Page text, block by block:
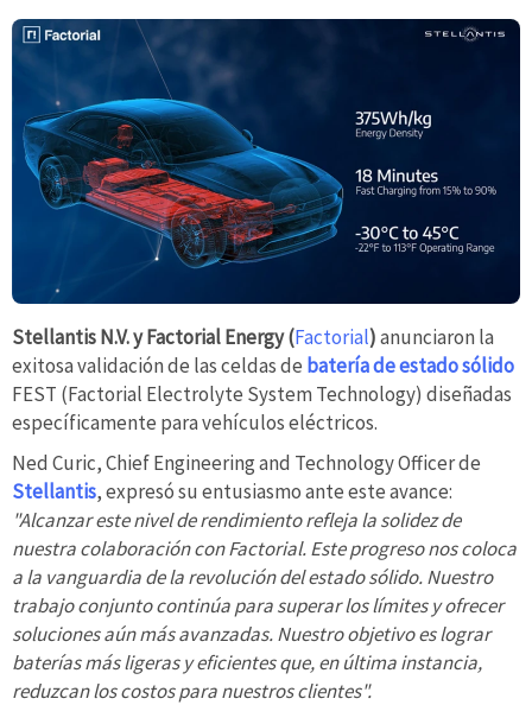
Stellantis N.V. y Factorial Energy (Factorial)anunciaron la
exitosa validación de las celdas de batería de estado sólido
FEST (Factorial Electrolyte System Technology) diseñadas
específicamente para vehículos eléctricos.
Ned Curic, Chief Engineering and Technology Officer de
Stellantis, expresó su entusiasmo ante este avance:
"Alcanzar este nivel de rendimiento refleja la solidez de
nuestra colaboración con Factorial. Este progreso nos coloca
a la vanguardia de la revolución del estado sólido. Nuestro
trabajo conjunto continúa para superar los límites y ofrecer
soluciones aún más avanzadas. Nuestro objetivo es lograr
baterías más ligeras y eficientes que, en última instancia,
reduzcan los costos para nuestros clientes".